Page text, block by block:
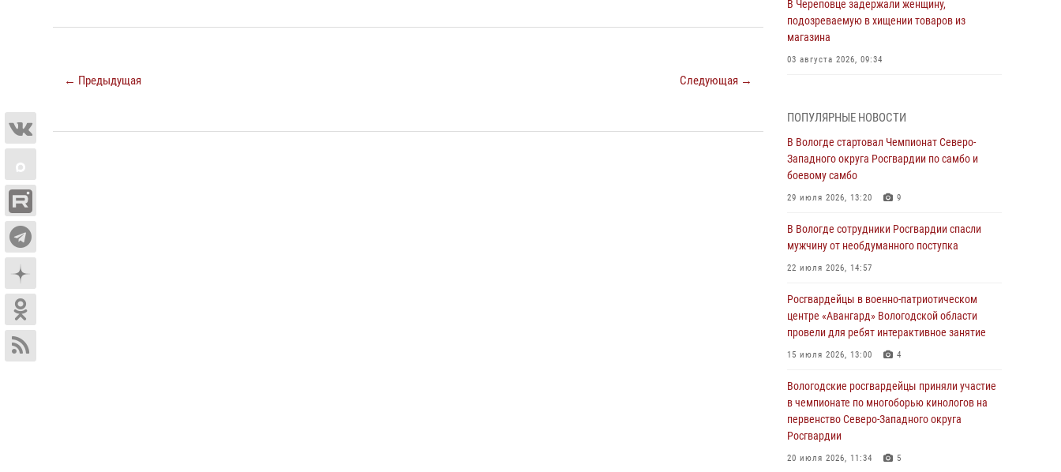
← Предыдущая Следующая →
В Череповце задержали женщину,
подозреваемую в хищении товаров из
магазина
03 августа 2026, 09:34
округа Росгвардии по спортивному и боевому
самбо
03 августа 2026, 08:54 8 1
ЗА МИНУВШУЮ НЕДЕЛЮ СОТРУДНИКАМИ
В ВОЛОГОДСКОЙ ОБЛАСТИ ЗАДЕРЖАНО 23
ПРАВОНАРУШИТЕЛЯ
02 августа 2026, 10:37
Росгвардейцы в г. Соколе задержали
несовершеннолетнего нарушителя
на питбайке
31 июля 2026, 06:43
В Вологде стартовал Чемпионат Северо-
Западного округа Росгвардии по самбо и
боевому самбо
29 июля 2026, 13:20
ПОПУЛЯРНЫЕ НОВОСТИ
В Вологде стартовал Чемпионат Северо-
Западного округа Росгвардии по самбо и
боевому самбо
29 июля 2026, 13:20 9
В Вологде сотрудники Росгвардии спасли
мужчину от необдуманного поступка
22 июля 2026, 14:57
Росгвардейцы в военно-патриотическом
центре «Авангард» Вологодской области
провели для ребят интерактивное занятие
15 июля 2026, 13:00 4
Вологодские росгвардейцы приняли участие
в чемпионате по многоборью кинологов на
первенство Северо-Западного округа
Росгвардии
20 июля 2026, 11:34 5